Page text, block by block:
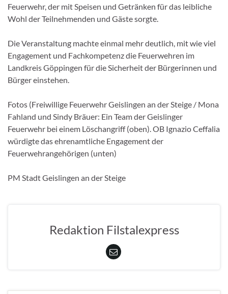
Feuerwehr, der mit Speisen und Getränken für das leibliche
Wohl der Teilnehmenden und Gäste sorgte.
Die Veranstaltung machte einmal mehr deutlich, mit wie viel
Engagement und Fachkompetenz die Feuerwehren im
Landkreis Göppingen für die Sicherheit der Bürgerinnen und
Bürger einstehen.
Fotos (Freiwillige Feuerwehr Geislingen an der Steige / Mona
Fahland und Sindy Bräuer: Ein Team der Geislinger
Feuerwehr bei einem Löschangriff (oben). OB Ignazio Ceffalia
würdigte das ehrenamtliche Engagement der
Feuerwehrangehörigen (unten)
PM Stadt Geislingen an der Steige
Redaktion Filstalexpress